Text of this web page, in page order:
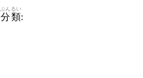
分類
ぶんるい
: